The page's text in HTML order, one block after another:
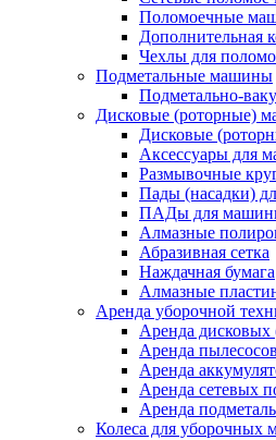
Поломоечные
Дополнительная
Чехлы для
Подметальные машины
Подметально-
Дисковые (роторные)
Дисковые
Аксессуары для
Размывочные
Пады (насадки)
ПАДы для
Алмазные
Абразивная сетка
Наждачная бумага
Алмазные
Аренда уборочной
Аренда
Аренда
Аренда
Аренда сетевых
Аренда
Колеса для уборочных